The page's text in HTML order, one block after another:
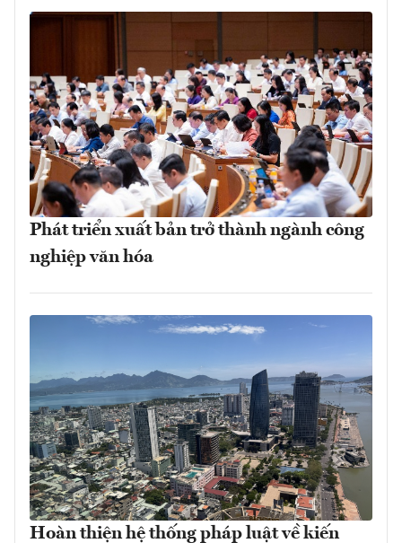
Phát triển xuất bản trở thành ngành công
nghiệp văn hóa
Hoàn thiện hệ thống pháp luật về kiến